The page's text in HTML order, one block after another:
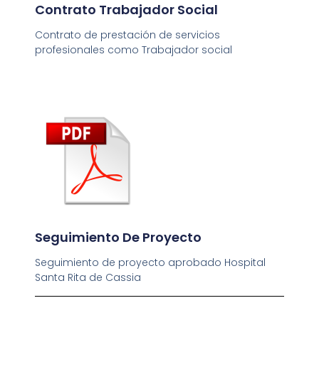
Contrato Trabajador Social
Contrato de prestación de servicios
profesionales como Trabajador social
Seguimiento De Proyecto
Seguimiento de proyecto aprobado Hospital
Santa Rita de Cassia